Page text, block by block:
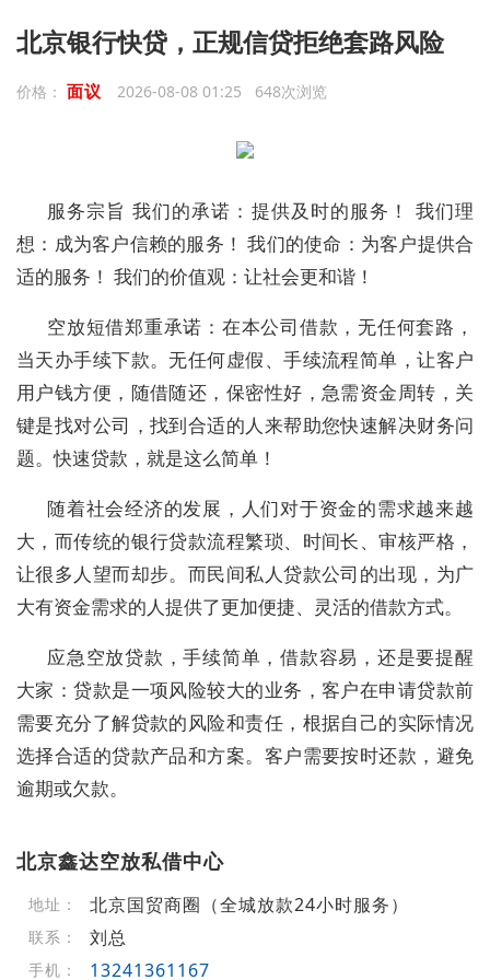
北京银行快贷，正规信贷拒绝套路风险
价格： 面议 2026-08-08 01:25 648次浏览
服务宗旨 我们的承诺：提供及时的服务！ 我们理
想：成为客户信赖的服务！ 我们的使命：为客户提供合
适的服务！ 我们的价值观：让社会更和谐！
空放短借郑重承诺：在本公司借款，无任何套路，
当天办手续下款。无任何虚假、手续流程简单，让客户
用户钱方便，随借随还，保密性好，急需资金周转，关
键是找对公司，找到合适的人来帮助您快速解决财务问
题。快速贷款，就是这么简单！
随着社会经济的发展，人们对于资金的需求越来越
大，而传统的银行贷款流程繁琐、时间长、审核严格，
让很多人望而却步。而民间私人贷款公司的出现，为广
大有资金需求的人提供了更加便捷、灵活的借款方式。
应急空放贷款，手续简单，借款容易，还是要提醒
大家：贷款是一项风险较大的业务，客户在申请贷款前
需要充分了解贷款的风险和责任，根据自己的实际情况
选择合适的贷款产品和方案。客户需要按时还款，避免
逾期或欠款。
北京鑫达空放私借中心
地址： 北京国贸商圈（全城放款24小时服务）
联系： 刘总
手机： 13241361167